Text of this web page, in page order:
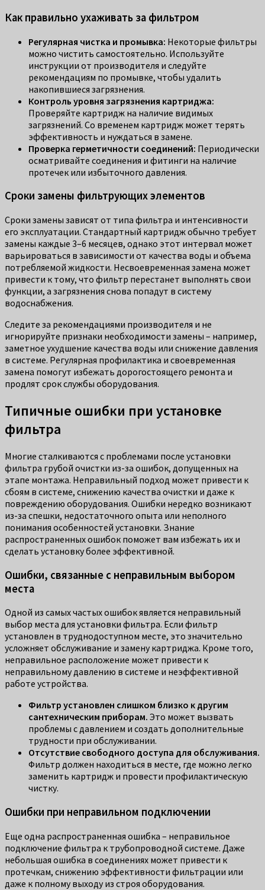
Как правильно ухаживать за фильтром
Регулярная чистка и промывка: Некоторые фильтры
можно чистить самостоятельно. Используйте
инструкции от производителя и следуйте
рекомендациям по промывке, чтобы удалить
накопившиеся загрязнения.
Контроль уровня загрязнения картриджа:
Проверяйте картридж на наличие видимых
загрязнений. Со временем картридж может терять
эффективность и нуждаться в замене.
Проверка герметичности соединений: Периодически
осматривайте соединения и фитинги на наличие
протечек или избыточного давления.
Сроки замены фильтрующих элементов
Сроки замены зависят от типа фильтра и интенсивности
его эксплуатации. Стандартный картридж обычно требует
замены каждые 3–6 месяцев, однако этот интервал может
варьироваться в зависимости от качества воды и объема
потребляемой жидкости. Несвоевременная замена может
привести к тому, что фильтр перестанет выполнять свои
функции, а загрязнения снова попадут в систему
водоснабжения.
Следите за рекомендациями производителя и не
игнорируйте признаки необходимости замены – например,
заметное ухудшение качества воды или снижение давления
в системе. Регулярная профилактика и своевременная
замена помогут избежать дорогостоящего ремонта и
продлят срок службы оборудования.
Типичные ошибки при установке
фильтра
Многие сталкиваются с проблемами после установки
фильтра грубой очистки из-за ошибок, допущенных на
этапе монтажа. Неправильный подход может привести к
сбоям в системе, снижению качества очистки и даже к
повреждению оборудования. Ошибки нередко возникают
из-за спешки, недостаточного опыта или неполного
понимания особенностей установки. Знание
распространенных ошибок поможет вам избежать их и
сделать установку более эффективной.
Ошибки, связанные с неправильным выбором
места
Одной из самых частых ошибок является неправильный
выбор места для установки фильтра. Если фильтр
установлен в труднодоступном месте, это значительно
усложняет обслуживание и замену картриджа. Кроме того,
неправильное расположение может привести к
неправильному давлению в системе и неэффективной
работе устройства.
Фильтр установлен слишком близко к другим
сантехническим приборам. Это может вызвать
проблемы с давлением и создать дополнительные
трудности при обслуживании.
Отсутствие свободного доступа для обслуживания.
Фильтр должен находиться в месте, где можно легко
заменить картридж и провести профилактическую
чистку.
Ошибки при неправильном подключении
Еще одна распространенная ошибка – неправильное
подключение фильтра к трубопроводной системе. Даже
небольшая ошибка в соединениях может привести к
протечкам, снижению эффективности фильтрации или
даже к полному выходу из строя оборудования.